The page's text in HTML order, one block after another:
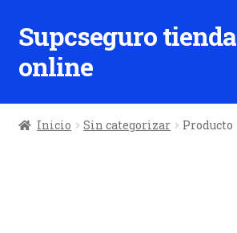
Ir
a
la
Ir
al
contenido
Supcseguro tienda
online
Inicio Sin categorizar Producto